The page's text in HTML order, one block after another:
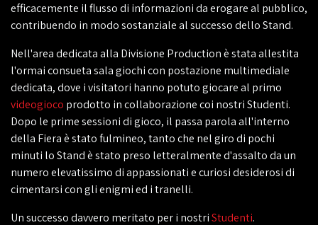
efficacemente il flusso di informazioni da erogare al pubblico,
contribuendo in modo sostanziale al successo dello Stand.
Nell'area dedicata alla Divisione Production è stata allestita
l'ormai consueta sala giochi con postazione multimediale
dedicata, dove i visitatori hanno potuto giocare al primo
videogioco prodotto in collaborazione coi nostri Studenti.
Dopo le prime sessioni di gioco, il passa parola all'interno
della Fiera è stato fulmineo, tanto che nel giro di pochi
minuti lo Stand è stato preso letteralmente d'assalto da un
numero elevatissimo di appassionati e curiosi desiderosi di
cimentarsi con gli enigmi ed i tranelli.
Un successo davvero meritato per i nostriStudenti.